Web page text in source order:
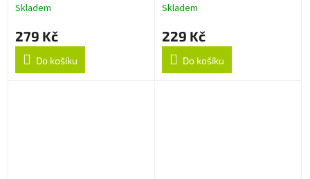
Skladem
279 Kč
Do košíku
Skladem
229 Kč
Do košíku